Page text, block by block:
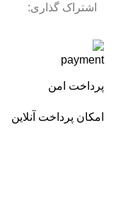
اشتراک گذاری:
پرداخت امن
امکان پرداخت آنلاین